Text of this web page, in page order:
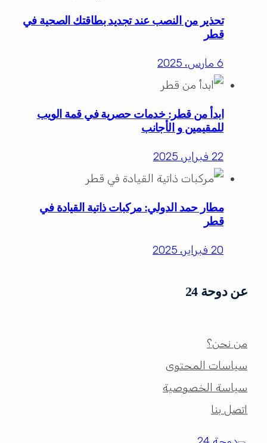
تحذير من النصب عند تجديد بطاقتك الصحية في
قطر
6 مارس، 2025
ابدأ من قطر: خدمات حصرية في قمة الويب
للمقيمين و الأجانب
22 فبراير، 2025
مطار حمد الدولي: مركبات ذاتية القيادة في
قطر
20 فبراير، 2025
عن دوحة 24
من نحن؟
سياسات المحتوى
سياسة الخصوصية
اتصل بنا